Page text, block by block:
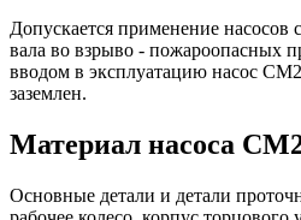
Допускается применение
вала во взрыво - пожароопасных
вводом в эксплуатацию насос
заземлен.
Материал насоса
Основные детали и детали